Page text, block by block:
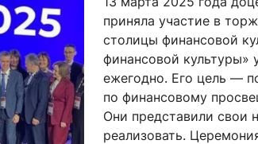
Закрепление
и трудоустройство
трудоустройству
/ мероприятия
факультета»
«Экономика»
Контакты
приняла участие в
столицы финансовой
финансовой культуры»
ежегодно. Его цель —
по финансовому
Они представили свои
реализовать.